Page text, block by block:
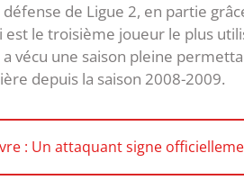
de Ligue 2, en partie
est le troisième joueur le plus
vécu une saison pleine
depuis la saison 2008-2009.
: Un attaquant signe